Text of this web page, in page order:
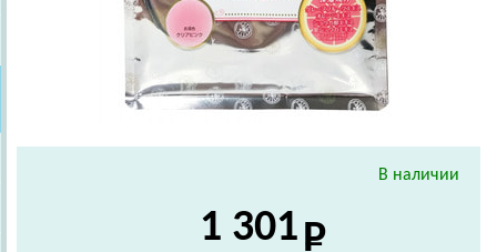
В наличии
1 301